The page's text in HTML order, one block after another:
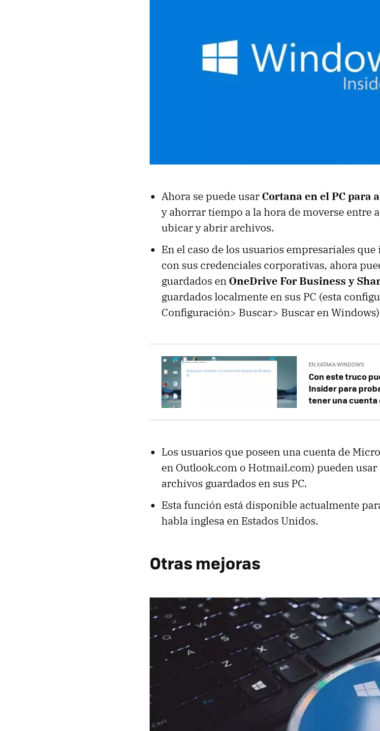
Ahora se puede usar Cortana en el PC
y ahorrar tiempo a la hora de moverse entre
ubicar y abrir archivos.
En el caso de los usuarios empresariales
con sus credenciales corporativas, ahora
guardados en OneDrive For Business y
guardados localmente en sus PC (esta
Configuración> Buscar> Buscar en
EN XATAKA WINDOWS
Con este truco
Insider para
tener una
Los usuarios que poseen una cuenta de
en Outlook.com o Hotmail.com) pueden
archivos guardados en sus PC.
Esta función está disponible actualmente
habla inglesa en Estados Unidos.
Otras mejoras